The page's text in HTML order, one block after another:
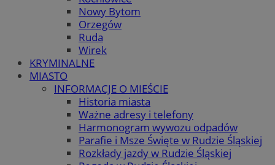
Nowy Bytom
Orzegów
Ruda
Wirek
KRYMINALNE
MIASTO
INFORMACJE O MIEŚCIE
Historia miasta
Ważne adresy i telefony
Harmonogram wywozu odpadów
Parafie i Msze Święte w Rudzie Śląskiej
Rozkłady jazdy w Rudzie Śląskiej